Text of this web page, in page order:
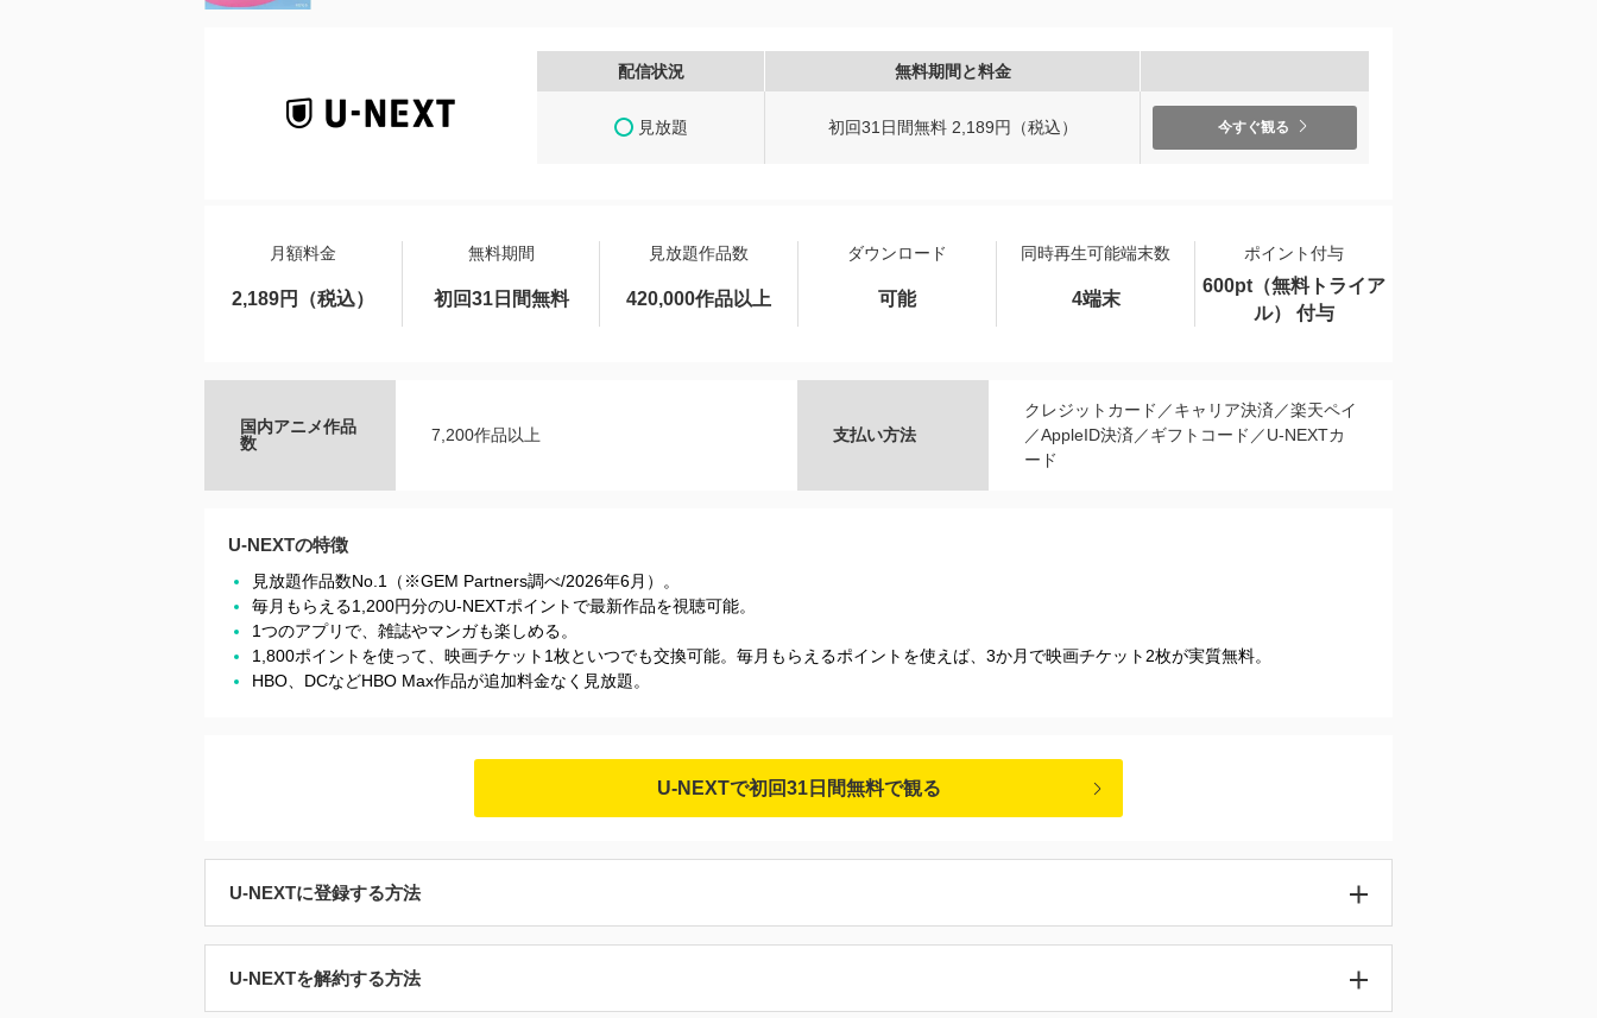
配信状況 無料期間と料金
見放題 初回31日間無料 2,189円（税込） 今すぐ観る
月額料金 無料期間 見放題作品数 ダウンロード 同時再生可能端末数 ポイント付与
2,189円（税込） 初回31日間無料 420,000作品以上 可能 4端末
600pt（無料トライア
ル） 付与
国内アニメ作品
数
7,200作品以上 支払い方法
クレジットカード／キャリア決済／楽天ペイ
／AppleID決済／ギフトコード／U-NEXTカ
ード
U-NEXTの特徴
見放題作品数No.1（※GEM Partners調べ/2026年6⽉）。
毎月もらえる1,200円分のU-NEXTポイントで最新作品を視聴可能。
1つのアプリで、雑誌やマンガも楽しめる。
1,800ポイントを使って、映画チケット1枚といつでも交換可能。毎月もらえるポイントを使えば、3か月で映画チケット2枚が実質無料。
HBO、DCなどHBO Max作品が追加料金なく見放題。
U-NEXTで初回31日間無料で観る
U-NEXTに登録する方法
U-NEXTを解約する方法